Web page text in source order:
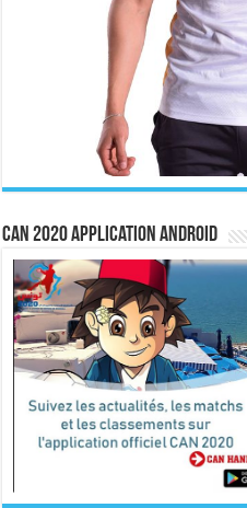
CAN 2020 Application Android